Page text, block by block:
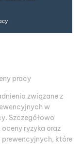
pracy
związane z
w
Szczegółowo
ryzyka oraz
które